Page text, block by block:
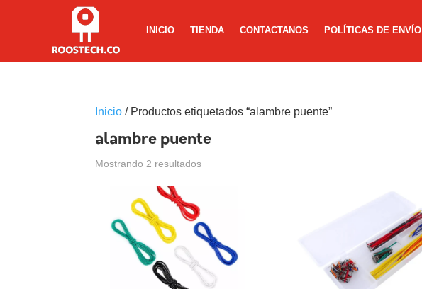
INICIO TIENDA CONTACTANOS POLÍTICAS DE ENVÍO
Inicio / Productos etiquetados “alambre puente”
alambre puente
Mostrando 2 resultados